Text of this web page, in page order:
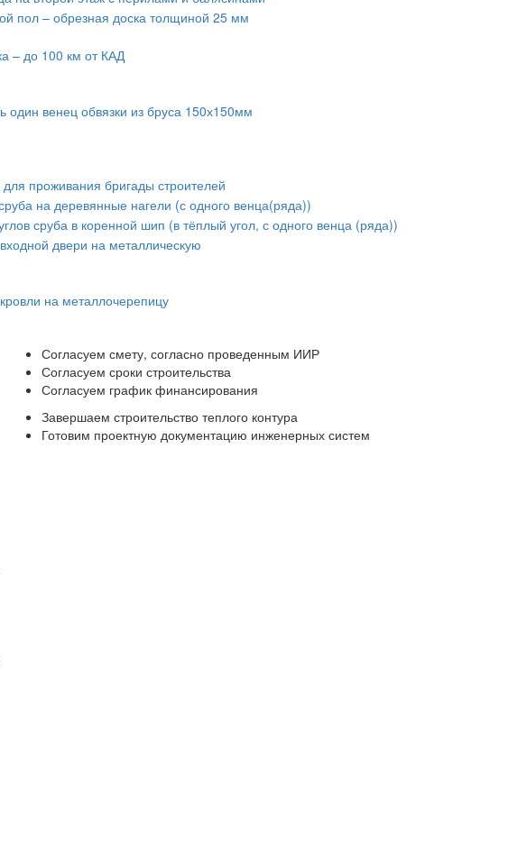
Согласуем смету, согласно проведенным ИИР
Согласуем сроки строительства
Согласуем график финансирования
Завершаем строительство теплого контура
Готовим проектную документацию инженерных систем